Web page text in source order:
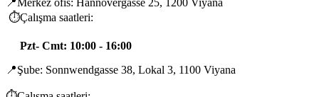
📍Merkez ofis: Hannovergasse 25, 1200 Viyana
⏱️Çalışma saatleri:
Pzt- Cmt: 10:00 - 16:00
📍Şube: Sonnwendgasse 38, Lokal 3, 1100 Viyana